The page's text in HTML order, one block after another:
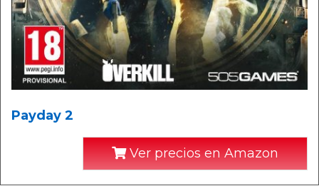
Payday 2
Ver precios en Amazon